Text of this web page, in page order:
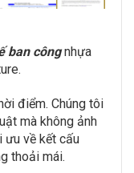
ban côngnhựa
điểm. Chúng tôi
mà không ảnh
ưu về kết cấu
thoải mái.